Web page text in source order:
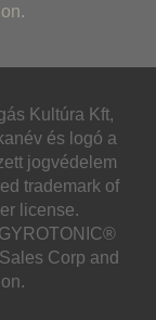
Kultúra Kft,
és logó a
jogvédelem
trademark of
license.
Corp and